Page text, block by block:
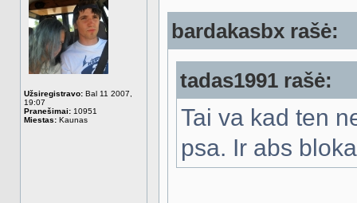
Užsiregistravo: Bal 11 2007,
19:07
Pranešimai: 10951
Miestas: Kaunas
bardakasbx rašė:
tadas1991 rašė:
Tai va kad ten
psa. Ir abs